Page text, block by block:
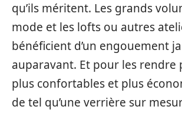
qu’ils méritent. Les grands
mode et les lofts ou autres
bénéficient d’un engouement
auparavant. Et pour les rendre
plus confortables et plus
de tel qu’une verrière sur